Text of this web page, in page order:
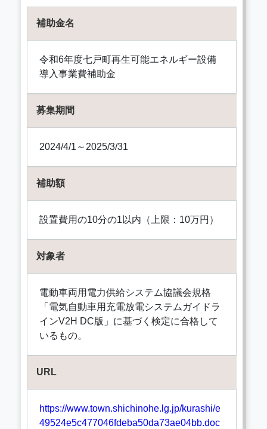
補助金名
令和6年度七戸町再生可能エネルギー設備
導入事業費補助金
募集期間
2024/4/1～2025/3/31
補助額
設置費用の10分の1以内（上限：10万円）
対象者
電動車両用電力供給システム協議会規格
「電気自動車用充電放電システムガイドラ
インV2H DC版」に基づく検定に合格して
いるもの。
URL
https://www.town.shichinohe.lg.jp/kurashi/e
49524e5c477046fdeba50da73ae04bb.doc